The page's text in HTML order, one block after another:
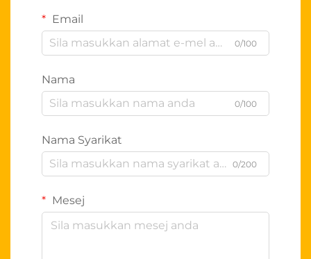
Email
0/100
Nama
0/100
Nama Syarikat
0/200
Mesej